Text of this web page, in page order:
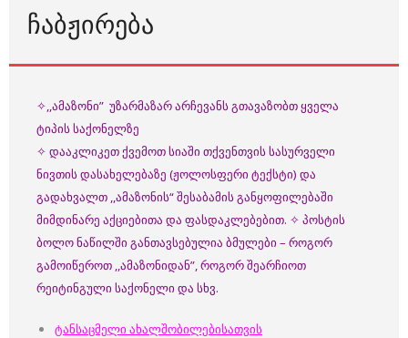
ᲩᲐᲑᲟᲘᲠᲔᲑᲐ
✧,,ამაზონი” უზარმაზარ არჩევანს გთავაზობთ ყველა
ტიპის საქონელზე
✧ დააკლიკეთ ქვემოთ სიაში თქვენთვის სასურველი
ნივთის დასახელებაზე (ჟოლოსფერი ტექსტი) და
გადახვალთ ,,ამაზონის“ შესაბამის განყოფილებაში
მიმდინარე აქციებითა და ფასდაკლებებით. ✧ პოსტის
ბოლო ნაწილში განთავსებულია ბმულები – როგორ
გამოიწეროთ ,,ამაზონიდან”, როგორ შეარჩიოთ
რეიტინგული საქონელი და სხვ.
ტანსაცმელი ახალშობილებისათვის